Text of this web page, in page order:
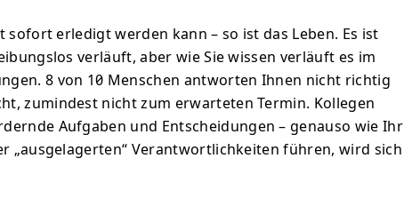
sofort erledigt werden kann – so ist das Leben. Es ist
verläuft, aber wie Sie wissen verläuft es im
8 von 10 Menschen antworten Ihnen nicht richtig
zumindest nicht zum erwarteten Termin. Kollegen
Aufgaben und Entscheidungen – genauso wie Ihr
„ausgelagerten“ Verantwortlichkeiten führen, wird sich